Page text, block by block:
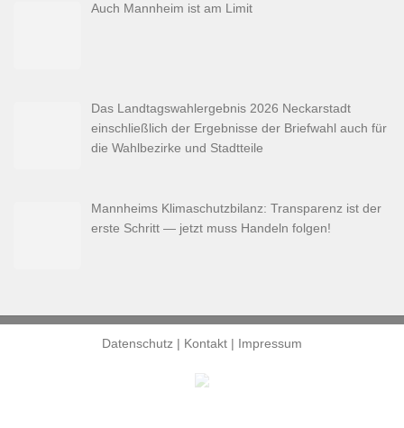
Auch Mannheim ist am Limit
Das Landtagswahlergebnis 2026 Neckarstadt
einschließlich der Ergebnisse der Briefwahl auch für
die Wahlbezirke und Stadtteile
Mannheims Klimaschutzbilanz: Transparenz ist der
erste Schritt — jetzt muss Handeln folgen!
Datenschutz | Kontakt | Impressum